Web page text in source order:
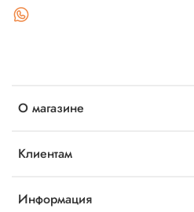
О магазине
Клиентам
Информация